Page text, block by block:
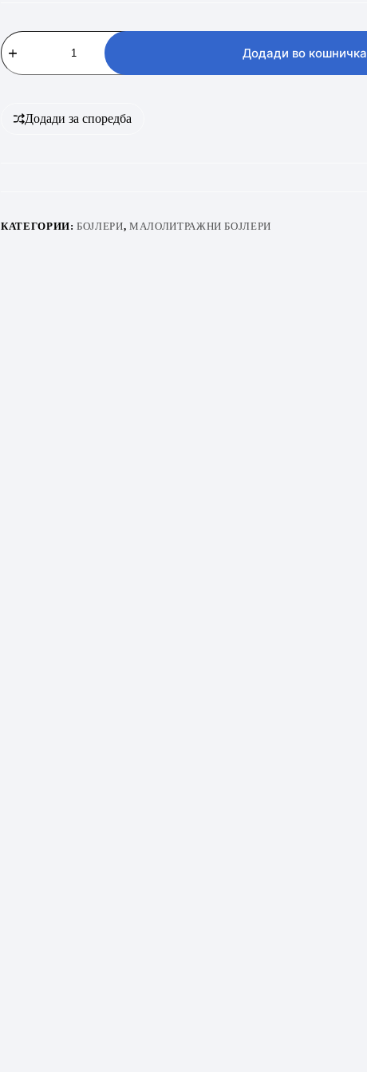
Ariston
Andris
RS
10/U/3
Високомонтажен
Додади во кошничка
Додади за споредба
КАТЕГОРИИ:БОЈЛЕРИ,МАЛОЛИТРАЖНИ БОЈЛЕРИ